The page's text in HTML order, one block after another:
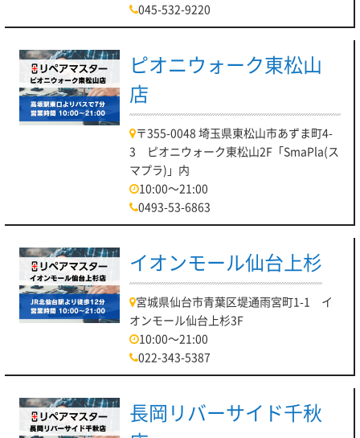
045-532-9220
ピオニウォーク東松山
店
〒355-0048 埼玉県東松山市あずま町4-
3 ピオニウォーク東松山2F「SmaPla(ス
マプラ)」内
10:00～21:00
0493-53-6863
イオンモール仙台上杉
宮城県仙台市青葉区堤通雨宮町1-1 イ
オンモール仙台上杉3F
10:00～21:00
022-343-5387
長岡リバーサイド千秋